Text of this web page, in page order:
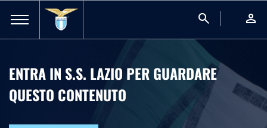
search person
ENTRA IN S.S. LAZIO PER GUARDARE
QUESTO CONTENUTO